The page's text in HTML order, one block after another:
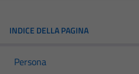
INDICE DELLA PAGINA
Persona